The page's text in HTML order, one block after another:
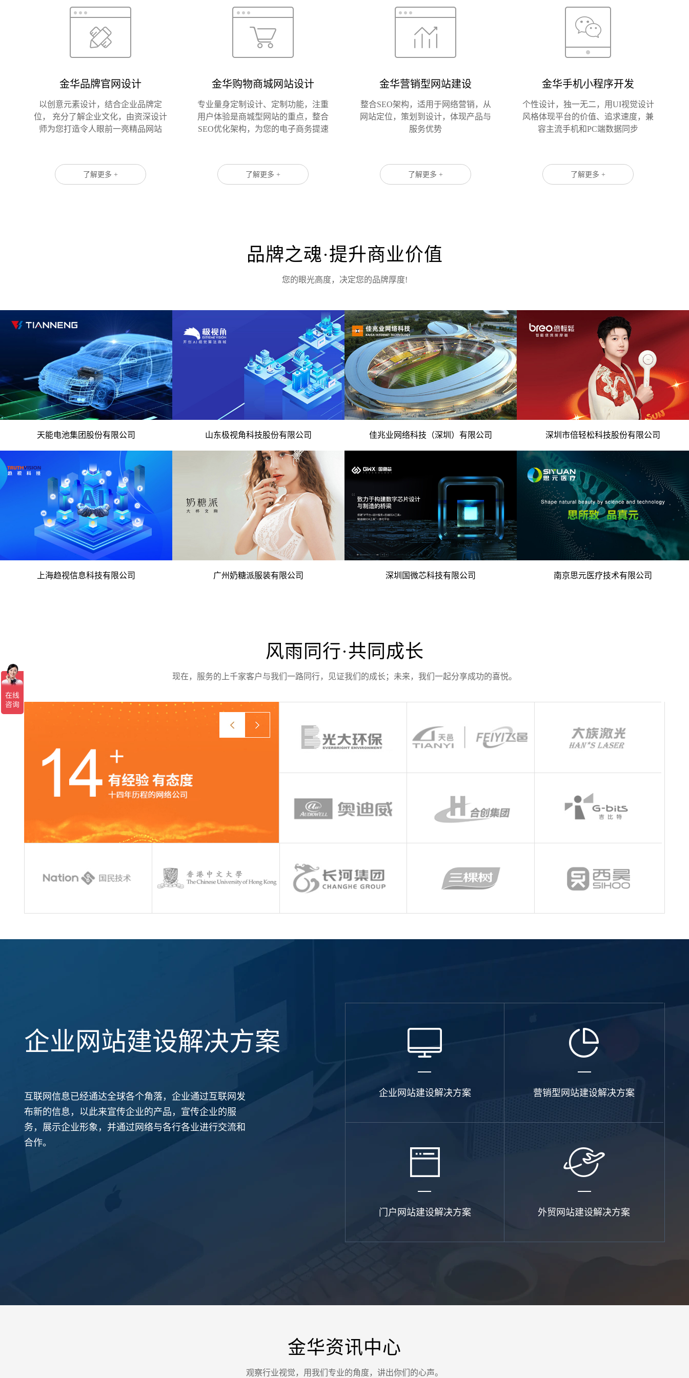
金华品牌官网设计
以创意元素设计，结合企业品牌定
位， 充分了解企业文化，由资深设计
师为您打造令人眼前一亮精品网站
了解更多 +
金华购物商城网站设计
专业量身定制设计、定制功能，注重
用户体验是商城型网站的重点，整合
SEO优化架构，为您的电子商务提速
了解更多 +
金华营销型网站建设
整合SEO架构，适用于网络营销，从
网站定位，策划到设计，体现产品与
服务优势
了解更多 +
金华手机小程序开发
个性设计，独一无二，用UI视觉设计
风格体现平台的价值、追求速度，兼
容主流手机和PC端数据同步
了解更多 +
品牌之魂·提升商业价值
您的眼光高度，决定您的品牌厚度!
- 国际电池行业 资源综合利用和回收 -
电脑版
天能电池集团股份有限公司
- 视觉算法提供商 智能化升级 -
电脑版 手机版
山东极视角科技股份有限公司
- 数字文体服务平台 智慧专业运营商 -
佳兆业网络科技（深圳）有限公司
- 现代科技智慧 中医理念与智科技融合 -
电脑版
深圳市倍轻松科技股份有限公司
- 高新技术企业 人工智能核心技术 -
上海趋视信息科技有限公司
- C-K杯大杯文胸 优秀内衣设计理念 -
广州奶糖派服装有限公司
- 国际竞争力企业 自主技术优势 -
深圳国微芯科技有限公司
- 科技创新医疗 再生医美领域 -
南京思元医疗技术有限公司
风雨同行·共同成长
现在，服务的上千家客户与我们一路同行，见证我们的成长；未来，我们一起分享成功的喜悦。
企业网站建设解决方案
互联网信息已经通达全球各个角落，企业通过互联网发
布新的信息，以此来宣传企业的产品，宣传企业的服
务，展示企业形象，并通过网络与各行各业进行交流和
合作。
企业网站建设解决方案 营销型网站建设解决方案
门户网站建设解决方案 外贸网站建设解决方案
金华资讯中心
观察行业视觉，用我们专业的角度，讲出你们的心声。
手机
请输入您的公司名称 名字
电话 微信号
创意品牌型网站 标准企业官网建设 · 外贸网站设计
电商及系统平台开发 · 微信小程序开发 · 年度运维服务
您的预算